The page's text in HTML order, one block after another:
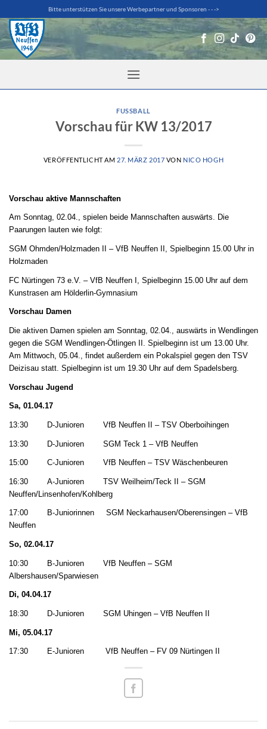
Inhalt
springen
Bitte unterstützen Sie unsere Werbepartner und Sponsoren - - ->
FUSSBALL
Vorschau für KW 13/2017
VERÖFFENTLICHT AM 27. MÄRZ 2017 VON NICO HOGH
Vorschau aktive Mannschaften
Am Sonntag, 02.04., spielen beide Mannschaften auswärts. Die
Paarungen lauten wie folgt:
SGM Ohmden/Holzmaden II – VfB Neuffen II, Spielbeginn 15.00 Uhr in
Holzmaden
FC Nürtingen 73 e.V. – VfB Neuffen I, Spielbeginn 15.00 Uhr auf dem
Kunstrasen am Hölderlin-Gymnasium
Vorschau Damen
Die aktiven Damen spielen am Sonntag, 02.04., auswärts in Wendlingen
gegen die SGM Wendlingen-Ötlingen II. Spielbeginn ist um 13.00 Uhr.
Am Mittwoch, 05.04., findet außerdem ein Pokalspiel gegen den TSV
Deizisau statt. Spielbeginn ist um 19.30 Uhr auf dem Spadelsberg.
Vorschau Jugend
Sa, 01.04.17
13:30 D-Junioren VfB Neuffen II – TSV Oberboihingen
13:30 D-Junioren SGM Teck 1 – VfB Neuffen
15:00 C-Junioren VfB Neuffen – TSV Wäschenbeuren
16:30 A-Junioren TSV Weilheim/Teck II – SGM
Neuffen/Linsenhofen/Kohlberg
17:00 B-Juniorinnen SGM Neckarhausen/Oberensingen – VfB
Neuffen
So, 02.04.17
10:30 B-Junioren VfB Neuffen – SGM
Albershausen/Sparwiesen
Di, 04.04.17
18:30 D-Junioren SGM Uhingen – VfB Neuffen II
Mi, 05.04.17
17:30 E-Junioren VfB Neuffen – FV 09 Nürtingen II